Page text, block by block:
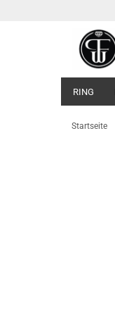
RING
Startseite